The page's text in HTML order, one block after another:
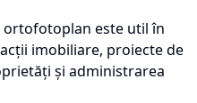
ortofotoplan este util în
imobiliare, proiecte de
și administrarea